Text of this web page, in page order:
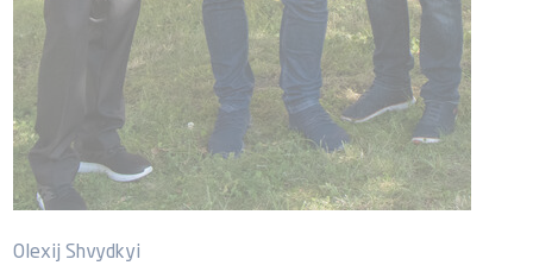
Olexij Shvydkyi